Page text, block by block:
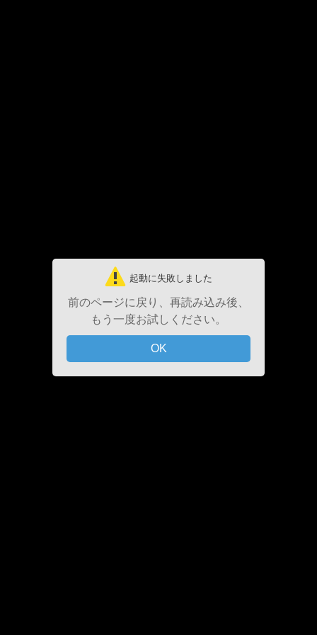
起動に失敗しました
前のページに戻り、再読み込み後、
もう一度お試しください。
OK